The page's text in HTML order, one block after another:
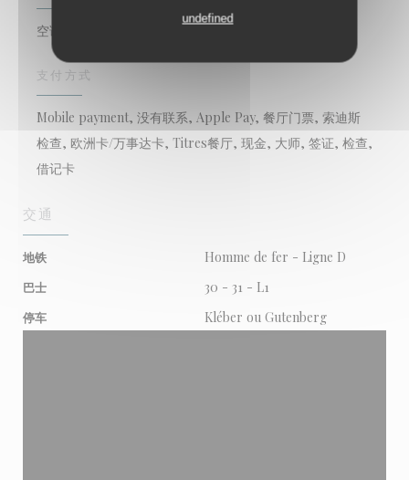
undefined
空调, 私人租用, 无线上网, 阳台, 带走
支付方式
Mobile payment, 没有联系, Apple Pay, 餐厅门票, 索迪斯
检查, 欧洲卡/万事达卡, Titres餐厅, 现金, 大师, 签证, 检查,
借记卡
交通
地铁 Homme de fer - Ligne D
巴士 30 - 31 - L1
停车 Kléber ou Gutenberg